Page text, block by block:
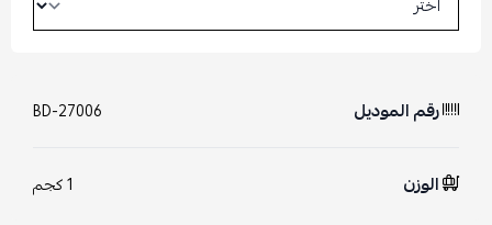
رقم الموديل BD-27006
الوزن 1 كجم